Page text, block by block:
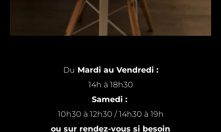
Du Mardi au Vendredi :
14h à 18h30
Samedi :
10h30 à 12h30 / 14h30 à 19h
ou sur rendez-vous si besoin